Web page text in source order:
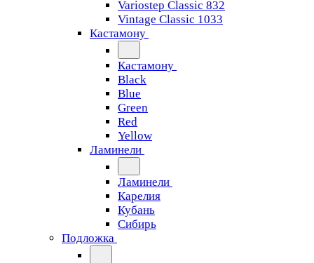
Variostep Classic 832
Vintage Classic 1033
Кастамону
Кастамону
Black
Blue
Green
Red
Yellow
Ламинели
Ламинели
Карелия
Кубань
Сибирь
Подложка